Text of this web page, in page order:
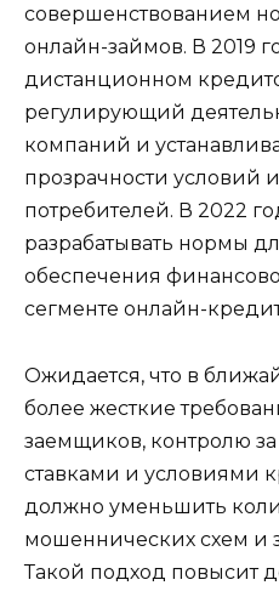
совершенствованием
онлайн-займов. В 2019
дистанционном
регулирующий
компаний и
прозрачности условий
потребителей. В 2022
разрабатывать нормы
обеспечения
сегменте онлайн-
Ожидается, что в
более жесткие
заемщиков, контролю
ставками и условиями
должно уменьшить
мошеннических схем и
Такой подход повысит